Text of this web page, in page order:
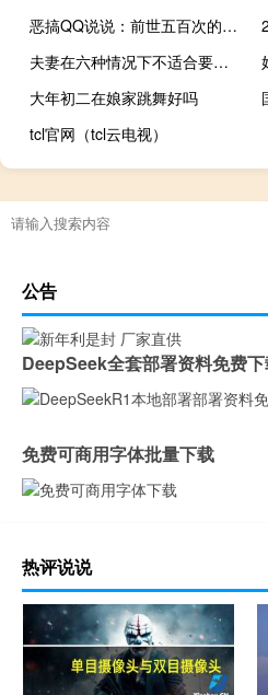
恶搞QQ说说：前世五百次的回眸，却换来今世的一句“流氓”
夫妻在六种情况下不适合要孩子
大年初二在娘家跳舞好吗
tcl官网（tcl云电视）
公告
DeepSeek全套部署资料免费
免费可商用字体批量下载
热评说说